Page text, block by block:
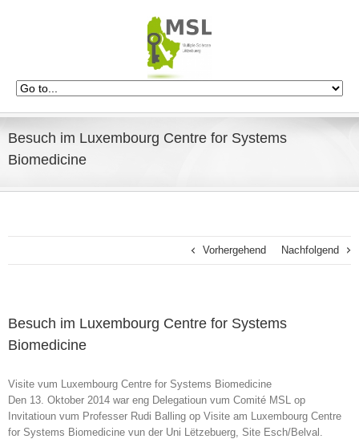
Besuch im Luxembourg Centre for Systems
Biomedicine
Vorhergehend Nachfolgend
Besuch im Luxembourg Centre for Systems
Biomedicine
Visite vum Luxembourg Centre for Systems Biomedicine
Den 13. Oktober 2014 war eng Delegatioun vum Comité MSL op
Invitatioun vum Professer Rudi Balling op Visite am Luxembourg Centre
for Systems Biomedicine vun der Uni Lëtzebuerg, Site Esch/Belval.